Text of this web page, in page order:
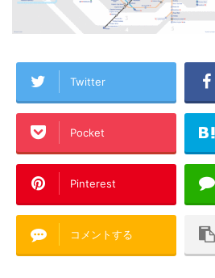
Twitter
Pocket
Pinterest
コメントする